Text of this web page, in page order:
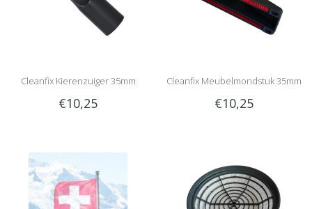
Cleanfix Kierenzuiger 35mm
€10,25
Cleanfix Meubelmondstuk 35mm
€10,25